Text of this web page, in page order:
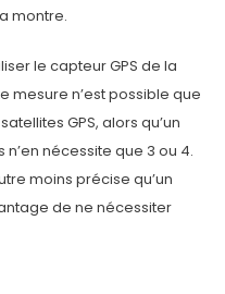
montre.
le capteur GPS de la
mesure n’est possible que
GPS, alors qu’un
nécessite que 3 ou 4.
moins précise qu’un
de ne nécessiter